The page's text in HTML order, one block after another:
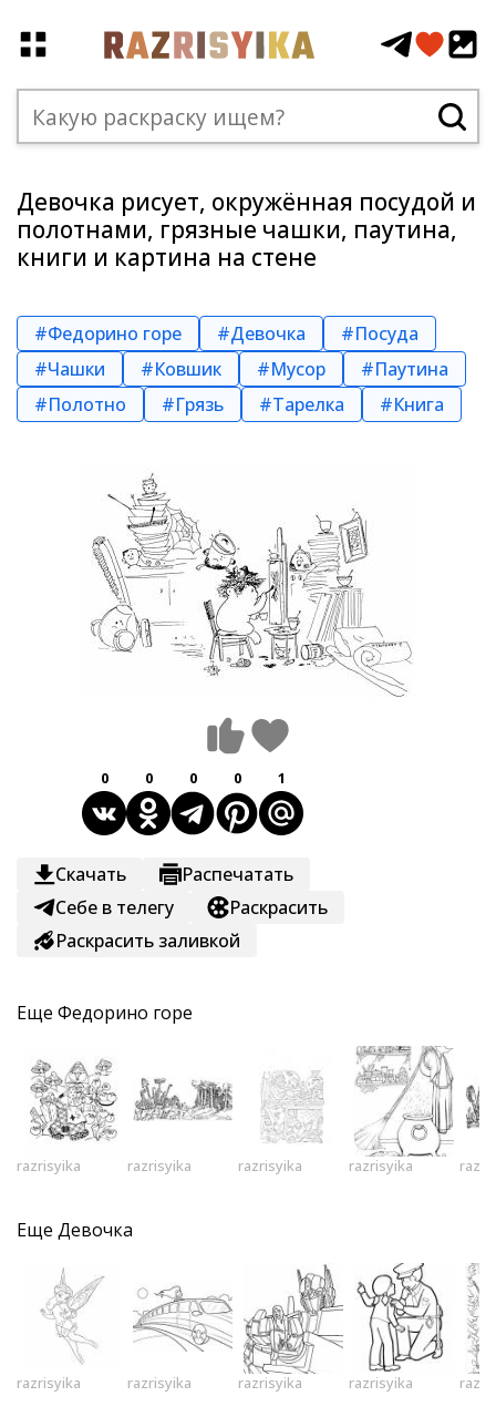
Девочка рисует, окружённая посудой и
полотнами, грязные чашки, паутина,
книги и картина на стене
#Федорино горе #Девочка
#Посуда
#Чашки
#Ковшик #Мусор
#Паутина
#Полотно
#Грязь #Тарелка #Книга
0 0 0 0 1
Скачать
Распечатать
Себе в телегу
Раскрасить
Раскрасить заливкой
Еще Федорино горе
razrisyika razrisyika razrisyika razrisyika
Еще Девочка
razrisyika razrisyika razrisyika razrisyika